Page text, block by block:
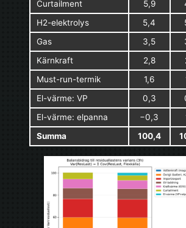
Curtailment 5,9
H2-elektrolys
5,4
Gas
3,5
Kärnkraft
2,8
Must-run-termik
1,6
El-värme: VP
0,3
El-värme: elpanna
−0,3
Summa
100,4